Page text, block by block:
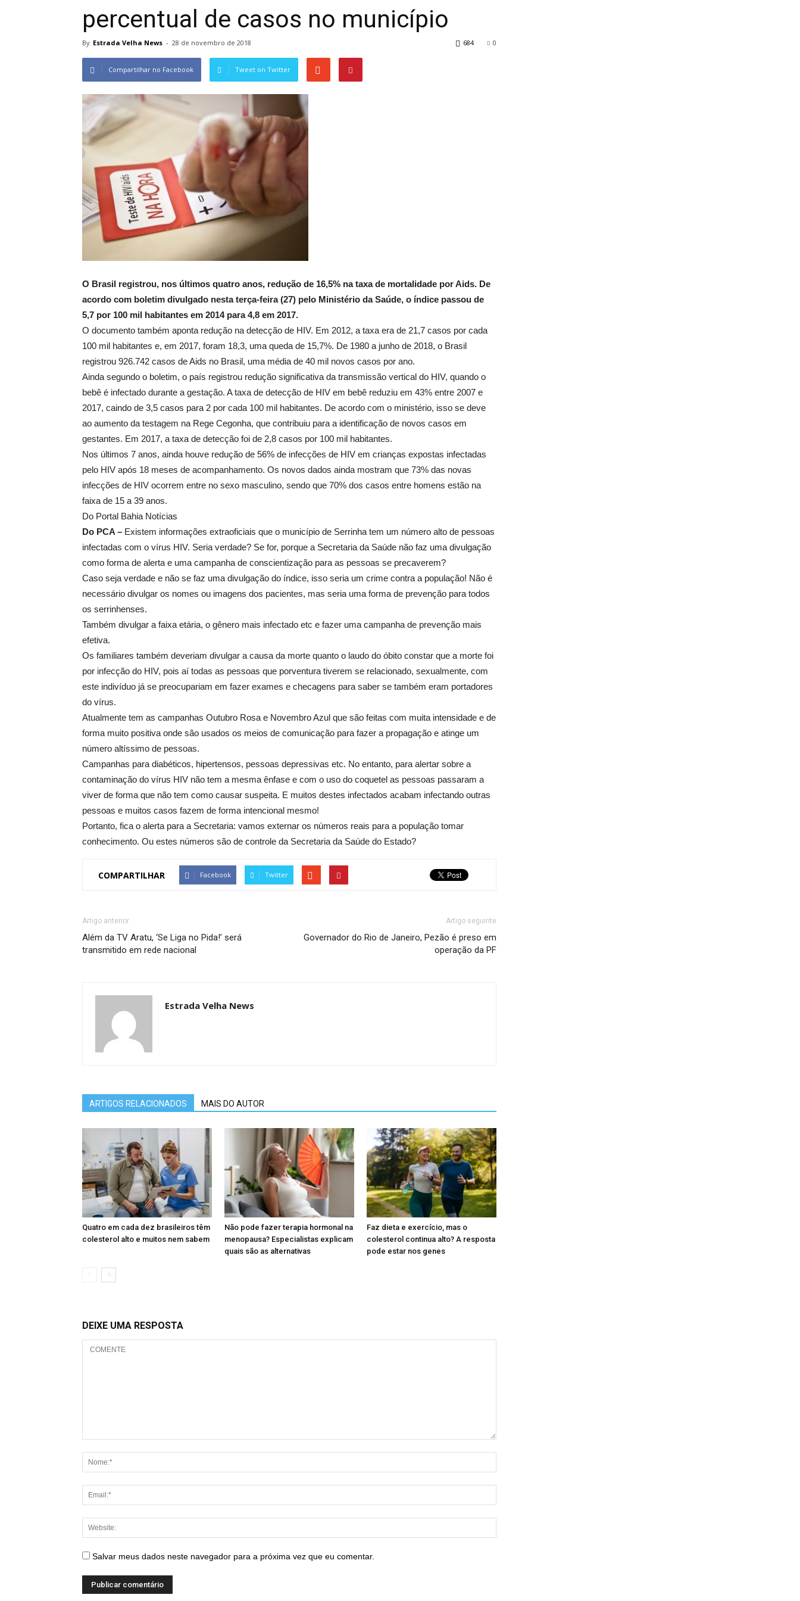
percentual de casos no município
By Estrada Velha News - 28 de novembro de 2018 0
684
Compartilhar no Facebook Tweet on Twitter
O Brasil registrou, nos últimos quatro anos, redução de 16,5% na taxa de mortalidade por Aids. De
acordo com boletim divulgado nesta terça-feira (27) pelo Ministério da Saúde, o índice passou de
5,7 por 100 mil habitantes em 2014 para 4,8 em 2017.
O documento também aponta redução na detecção de HIV. Em 2012, a taxa era de 21,7 casos por cada
100 mil habitantes e, em 2017, foram 18,3, uma queda de 15,7%. De 1980 a junho de 2018, o Brasil
registrou 926.742 casos de Aids no Brasil, uma média de 40 mil novos casos por ano.
Ainda segundo o boletim, o país registrou redução significativa da transmissão vertical do HIV, quando o
bebê é infectado durante a gestação. A taxa de detecção de HIV em bebê reduziu em 43% entre 2007 e
2017, caindo de 3,5 casos para 2 por cada 100 mil habitantes. De acordo com o ministério, isso se deve
ao aumento da testagem na Rege Cegonha, que contribuiu para a identificação de novos casos em
gestantes. Em 2017, a taxa de detecção foi de 2,8 casos por 100 mil habitantes.
Nos últimos 7 anos, ainda houve redução de 56% de infecções de HIV em crianças expostas infectadas
pelo HIV após 18 meses de acompanhamento. Os novos dados ainda mostram que 73% das novas
infecções de HIV ocorrem entre no sexo masculino, sendo que 70% dos casos entre homens estão na
faixa de 15 a 39 anos.
Do Portal Bahia Notícias
Do PCA – Existem informações extraoficiais que o município de Serrinha tem um número alto de pessoas
infectadas com o vírus HIV. Seria verdade? Se for, porque a Secretaria da Saúde não faz uma divulgação
como forma de alerta e uma campanha de conscientização para as pessoas se precaverem?
Caso seja verdade e não se faz uma divulgação do índice, isso seria um crime contra a população! Não é
necessário divulgar os nomes ou imagens dos pacientes, mas seria uma forma de prevenção para todos
os serrinhenses.
Também divulgar a faixa etária, o gênero mais infectado etc e fazer uma campanha de prevenção mais
efetiva.
Os familiares também deveriam divulgar a causa da morte quanto o laudo do óbito constar que a morte foi
por infecção do HIV, pois aí todas as pessoas que porventura tiverem se relacionado, sexualmente, com
este indivíduo já se preocupariam em fazer exames e checagens para saber se também eram portadores
do vírus.
Atualmente tem as campanhas Outubro Rosa e Novembro Azul que são feitas com muita intensidade e de
forma muito positiva onde são usados os meios de comunicação para fazer a propagação e atinge um
número altíssimo de pessoas.
Campanhas para diabéticos, hipertensos, pessoas depressivas etc. No entanto, para alertar sobre a
contaminação do vírus HIV não tem a mesma ênfase e com o uso do coquetel as pessoas passaram a
viver de forma que não tem como causar suspeita. E muitos destes infectados acabam infectando outras
pessoas e muitos casos fazem de forma intencional mesmo!
Portanto, fica o alerta para a Secretaria: vamos externar os números reais para a população tomar
conhecimento. Ou estes números são de controle da Secretaria da Saúde do Estado?
COMPARTILHAR Facebook Twitter
Artigo anterior
Além da TV Aratu, ‘Se Liga no Pida!’ será
transmitido em rede nacional
Artigo seguinte
Governador do Rio de Janeiro, Pezão é preso em
operação da PF
Estrada Velha News
ARTIGOS RELACIONADOS MAIS DO AUTOR
Quatro em cada dez brasileiros têm
colesterol alto e muitos nem sabem
Não pode fazer terapia hormonal na
menopausa? Especialistas explicam
quais são as alternativas
Faz dieta e exercício, mas o
colesterol continua alto? A resposta
pode estar nos genes
DEIXE UMA RESPOSTA
Salvar meus dados neste navegador para a próxima vez que eu comentar.